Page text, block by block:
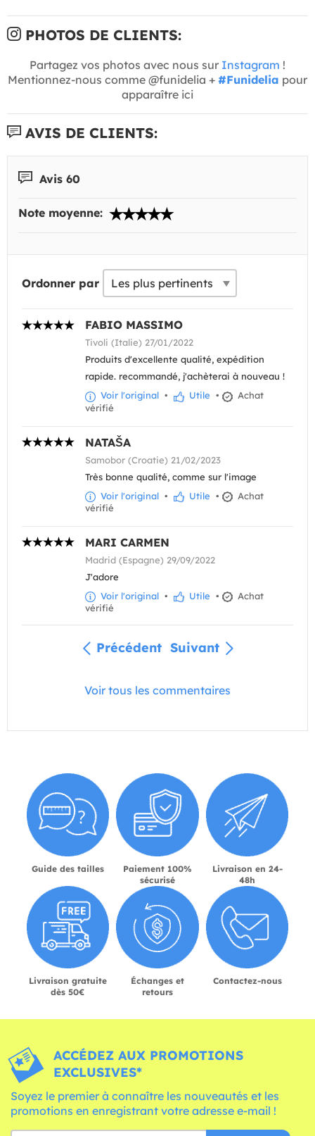
PHOTOS DE CLIENTS:
Partagez vos photos avec nous sur Instagram !
Mentionnez-nous comme @funidelia + #Funidelia pour
apparaître ici
AVIS DE CLIENTS:
Avis 60
Note moyenne:
Ordonner par
FABIO MASSIMO
Tivoli (Italie) 27/01/2022
Produits d'excellente qualité, expédition
rapide. recommandé, j'achèterai à nouveau !
Voir l'original • Utile •
Achat
vérifié
NATAŠA
Samobor (Croatie) 21/02/2023
Très bonne qualité, comme sur l'image
Voir l'original • Utile •
Achat
vérifié
MARI CARMEN
Madrid (Espagne) 29/09/2022
J'adore
Voir l'original • Utile •
Achat
vérifié
Précédent Suivant
Voir tous les commentaires
Guide des tailles
Paiement 100%
sécurisé
Livraison en 24-
48h
Livraison gratuite
dès 50€
Échanges et
retours
Contactez-nous
ACCÉDEZ AUX PROMOTIONS
EXCLUSIVES*
Soyez le premier à connaître les nouveautés et les
promotions en enregistrant votre adresse e-mail !